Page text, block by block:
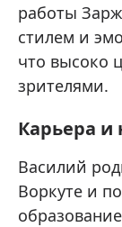
работы
стилем и
что высоко
зрителями.
Карьера и
Василий
Воркуте и